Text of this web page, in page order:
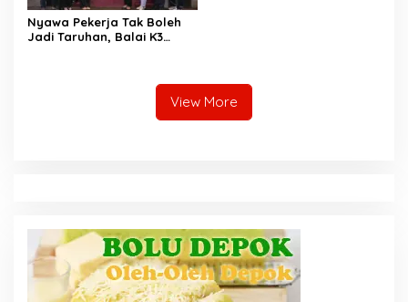
Nyawa Pekerja Tak Boleh
Jadi Taruhan, Balai K3
View More